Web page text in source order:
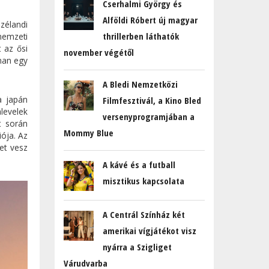
az ősi
egy
japán
során
Az
vesz
Cserhalmi György és
Alföldi Róbert új magyar
thrillerben láthatók
november végétől
A Bledi Nemzetközi
Filmfesztivál, a Kino Bled
versenyprogramjában a
Mommy Blue
A kávé és a futball
misztikus kapcsolata
A Centrál Színház két
amerikai vígjátékot visz
nyárra a Szigliget
Várudvarba